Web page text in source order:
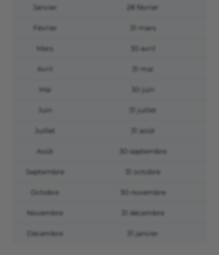
Janvier 28 février
Février 31 mars
Mars 30 avril
Avril 31 mai
Mai 30 juin
Juin 31 juillet
Juillet 31 août
Août 30 septembre
Septembre 31 octobre
Octobre 30 novembre
Novembre 31 décembre
Décembre 31 janvier